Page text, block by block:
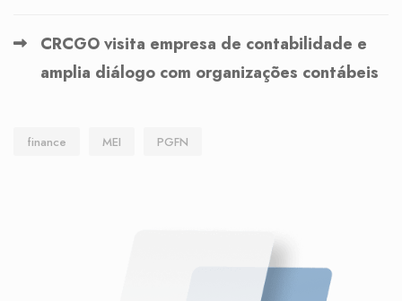
CRCGO visita empresa de contabilidade e
amplia diálogo com organizações contábeis
finance MEI PGFN